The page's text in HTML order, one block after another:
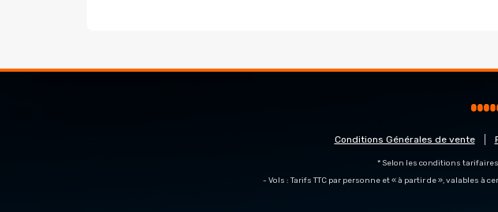
Conditions Générales de vente
* Selon les conditions
- Vols : Tarifs TTC par personne et « à partir de », valables